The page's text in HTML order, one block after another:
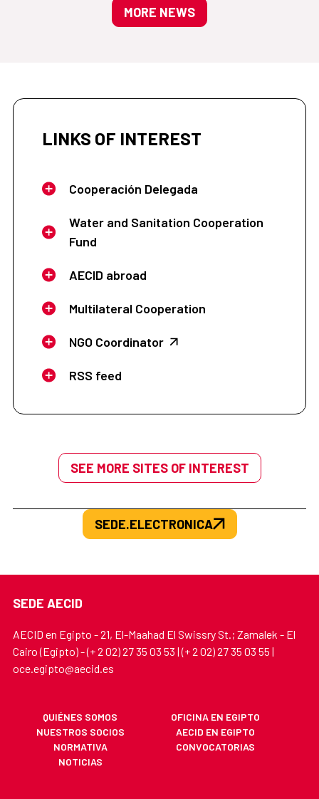
MORE NEWS
LINKS OF INTEREST
Cooperación Delegada
Water and Sanitation Cooperation
Fund
AECID abroad
Multilateral Cooperation
NGO Coordinator
RSS feed
SEE MORE SITES OF INTEREST
SEDE.ELECTRONICA
SEDE AECID
AECID en Egipto - 21, El-Maahad El Swissry St.; Zamalek - El
Cairo (Egipto) - (+ 2 02) 27 35 03 53 | (+ 2 02) 27 35 03 55 |
oce.egipto@aecid.es
QUIÉNES SOMOS
OFICINA EN EGIPTO
NUESTROS SOCIOS
AECID EN EGIPTO
NORMATIVA
CONVOCATORIAS
NOTICIAS